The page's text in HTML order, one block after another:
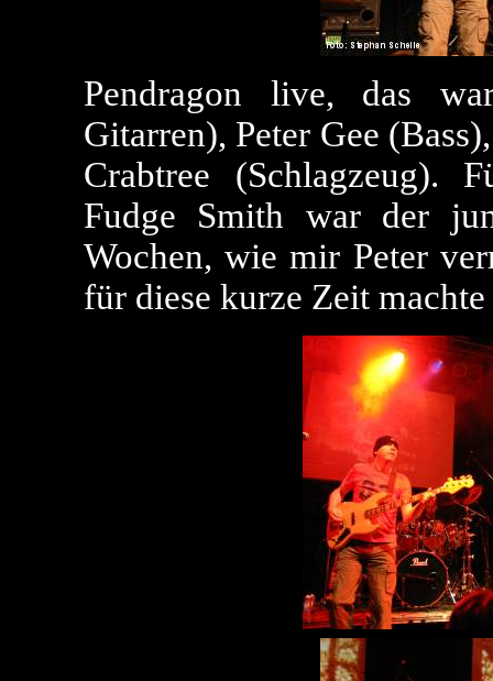
Pendragon live, das
Gitarren), Peter Gee
Crabtree (Schlagzeug).
Fudge Smith war der
Wochen, wie mir Peter
für diese kurze Zeit